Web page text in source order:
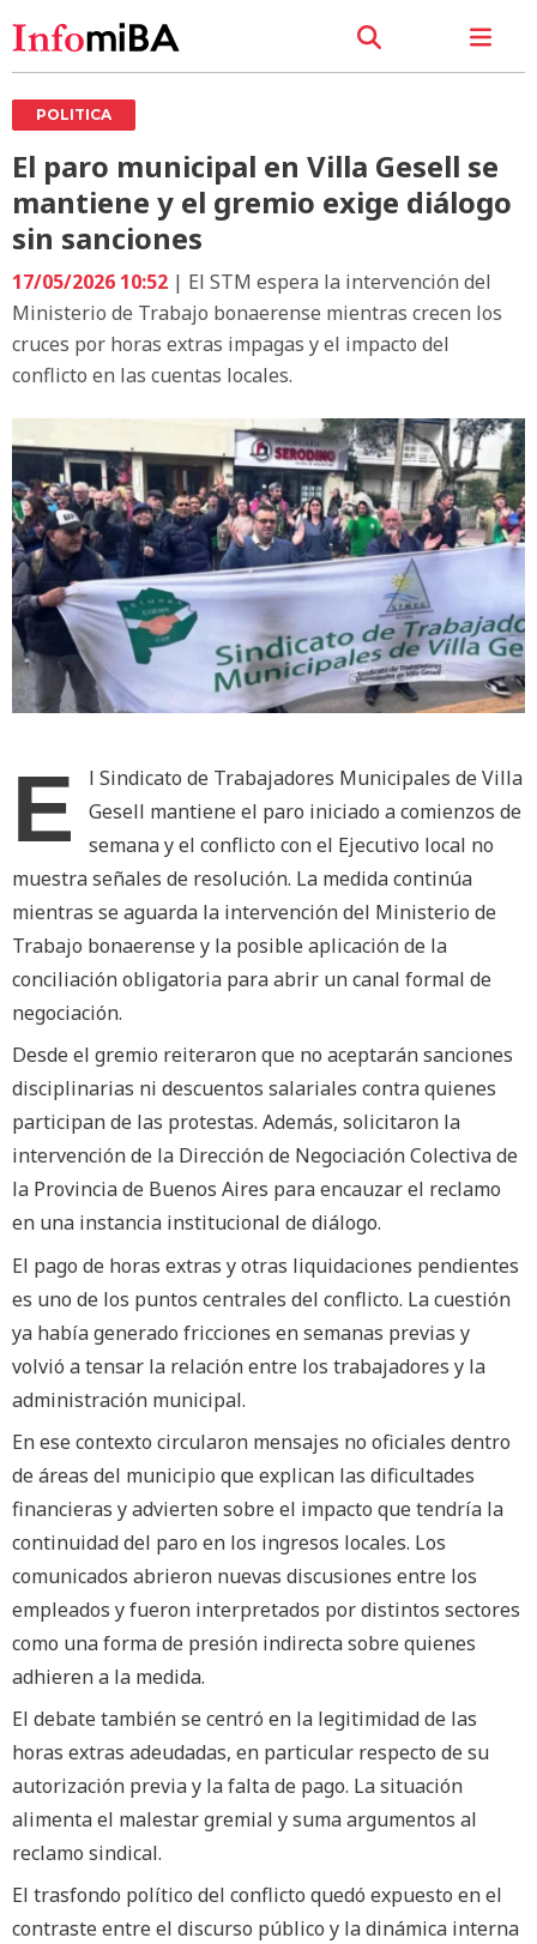
POLITICA
El paro municipal en Villa Gesell se
mantiene y el gremio exige diálogo
sin sanciones
17/05/2026 10:52 | El STM espera la intervención del
Ministerio de Trabajo bonaerense mientras crecen los
cruces por horas extras impagas y el impacto del
conflicto en las cuentas locales.
E
l Sindicato de Trabajadores Municipales de Villa
Gesell mantiene el paro iniciado a comienzos de
semana y el conflicto con el Ejecutivo local no
muestra señales de resolución. La medida continúa
mientras se aguarda la intervención del Ministerio de
Trabajo bonaerense y la posible aplicación de la
conciliación obligatoria para abrir un canal formal de
negociación.
Desde el gremio reiteraron que no aceptarán sanciones
disciplinarias ni descuentos salariales contra quienes
participan de las protestas. Además, solicitaron la
intervención de la Dirección de Negociación Colectiva de
la Provincia de Buenos Aires para encauzar el reclamo
en una instancia institucional de diálogo.
El pago de horas extras y otras liquidaciones pendientes
es uno de los puntos centrales del conflicto. La cuestión
ya había generado fricciones en semanas previas y
volvió a tensar la relación entre los trabajadores y la
administración municipal.
En ese contexto circularon mensajes no oficiales dentro
de áreas del municipio que explican las dificultades
financieras y advierten sobre el impacto que tendría la
continuidad del paro en los ingresos locales. Los
comunicados abrieron nuevas discusiones entre los
empleados y fueron interpretados por distintos sectores
como una forma de presión indirecta sobre quienes
adhieren a la medida.
El debate también se centró en la legitimidad de las
horas extras adeudadas, en particular respecto de su
autorización previa y la falta de pago. La situación
alimenta el malestar gremial y suma argumentos al
reclamo sindical.
El trasfondo político del conflicto quedó expuesto en el
contraste entre el discurso público y la dinámica interna